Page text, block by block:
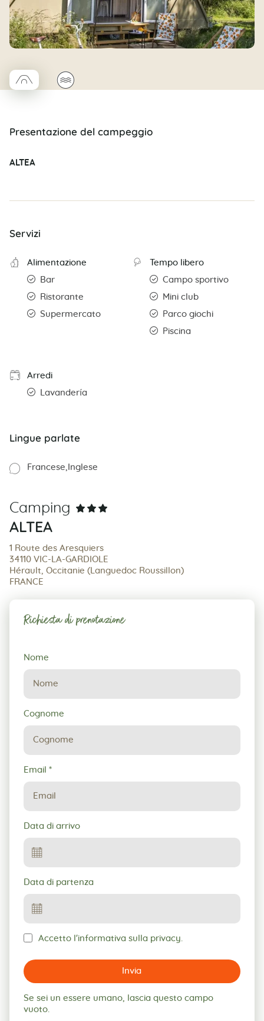
□Coco trapèze
🌊
Presentazione del campeggio
ALTEA
Servizi
Alimentazione
Bar
Ristorante
Supermercato
Tempo libero
Campo sportivo
Mini club
Parco giochi
Piscina
Arredi
Lavandería
Lingue parlate
Francese Inglese
Camping
ALTEA
1 Route des Aresquiers
34110 VIC-LA-GARDIOLE
Hérault, Occitanie (Languedoc Roussillon)
FRANCE
Richiesta di prenotazione
Richiesta
di
prenotazione
Nome
Cognome
Email *
Data di arrivo
Data di partenza
Accetto l'informativa sulla privacy.
Invia
Se sei un essere umano, lascia questo campo
vuoto.